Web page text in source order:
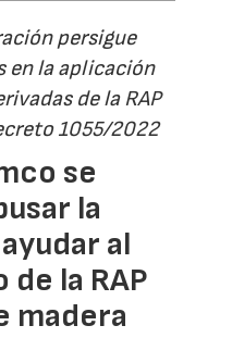
persigue
en la aplicación
de la RAP
1055/2022
se
la
al
la RAP
madera